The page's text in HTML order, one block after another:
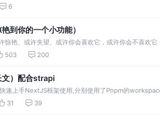
过描述一个官方的例子来帮助大家理解，文末会有
6
到你的一个小功能）
惊艳、或许失望、或许你会喜欢它，或许你会不喜欢
503 200
文）配合strapi
速上手NextJS框架使用,分别使用了Pnpm的
31 39